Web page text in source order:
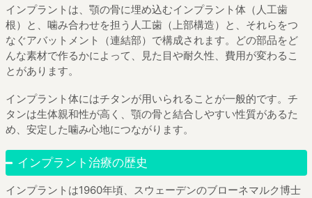
インプラントは、顎の骨に埋め込むインプラント体（人工歯
根）と、噛み合わせを担う人工歯（上部構造）と、それらをつ
なぐアバットメント（連結部）で構成されます。どの部品をど
んな素材で作るかによって、見た目や耐久性、費用が変わるこ
とがあります。
インプラント体にはチタンが用いられることが一般的です。チ
タンは生体親和性が高く、顎の骨と結合しやすい性質があるた
め、安定した噛み心地につながります。
インプラント治療の歴史
インプラントは1960年頃、スウェーデンのブローネマルク博士